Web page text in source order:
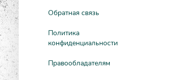
Обратная связь
Политика
конфиденциальности
Правообладателям